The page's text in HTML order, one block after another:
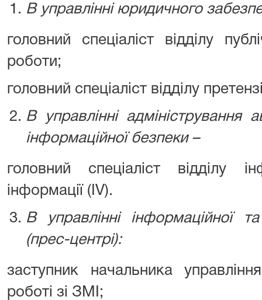
В управлінні юридичного
головний спеціаліст відділу
роботи;
головний спеціаліст відділу
В управлінні адміністрування
інформаційної безпеки –
головний спеціаліст відділу
інформації (ІV).
В управлінні інформаційної та
(прес-центрі):
заступник начальника
роботі зі ЗМІ;